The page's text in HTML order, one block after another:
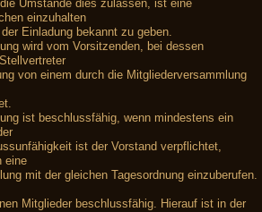
Umstände dies zulassen, ist eine
einzuhalten
Einladung bekannt zu geben.
wird vom Vorsitzenden, bei dessen
von einem durch die Mitgliederversammlung
ist beschlussfähig, wenn mindestens ein
ist der Vorstand verpflichtet,
eine
mit der gleichen Tagesordnung einzuberufen.
Mitglieder beschlussfähig. Hierauf ist in der